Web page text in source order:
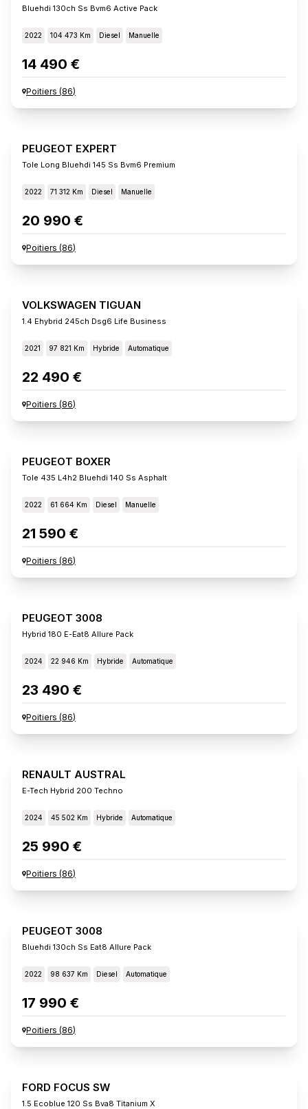
Bluehdi 130ch Ss Bvm6 Active Pack
2022 104 473 Km Diesel Manuelle
14 490 €
Poitiers (86)
PEUGEOT EXPERT
Tole Long Bluehdi 145 Ss Bvm6 Premium
2022 71 312 Km Diesel Manuelle
20 990 €
Poitiers (86)
VOLKSWAGEN TIGUAN
1.4 Ehybrid 245ch Dsg6 Life Business
2021 97 821 Km Hybride Automatique
22 490 €
Poitiers (86)
PEUGEOT BOXER
Tole 435 L4h2 Bluehdi 140 Ss Asphalt
2022 61 664 Km Diesel Manuelle
21 590 €
Poitiers (86)
PEUGEOT 3008
Hybrid 180 E-Eat8 Allure Pack
2024 22 946 Km Hybride Automatique
23 490 €
Poitiers (86)
RENAULT AUSTRAL
E-Tech Hybrid 200 Techno
2024 45 502 Km Hybride Automatique
25 990 €
Poitiers (86)
PEUGEOT 3008
Bluehdi 130ch Ss Eat8 Allure Pack
2022 98 637 Km Diesel Automatique
17 990 €
Poitiers (86)
FORD FOCUS SW
1.5 Ecoblue 120 Ss Bva8 Titanium X